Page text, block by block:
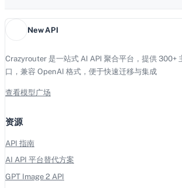
New API
Crazyrouter 是一站式 AI API 聚合平台，提供 300+
口，兼容 OpenAI 格式，便于快速迁移与集成
查看模型广场
资源
API 指南
AI API 平台替代方案
GPT Image 2 API